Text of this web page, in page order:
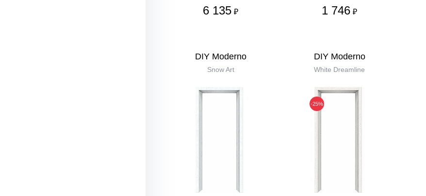
6 135 ₽ 1 746 ₽
DIY Moderno
Snow Art
DIY Moderno
White Dreamline
-25%